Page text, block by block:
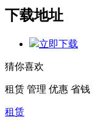
下载地址
立即下载
猜你喜欢
租赁 管理 优惠 省钱
租赁